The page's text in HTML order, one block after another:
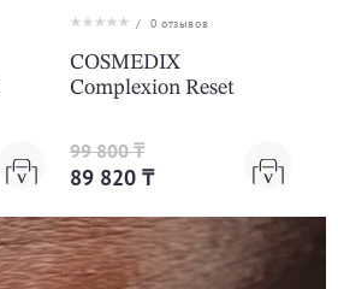
/ 0 отзывов
COSMEDIX
Complexion Reset
99 800 ₸
89 820 ₸